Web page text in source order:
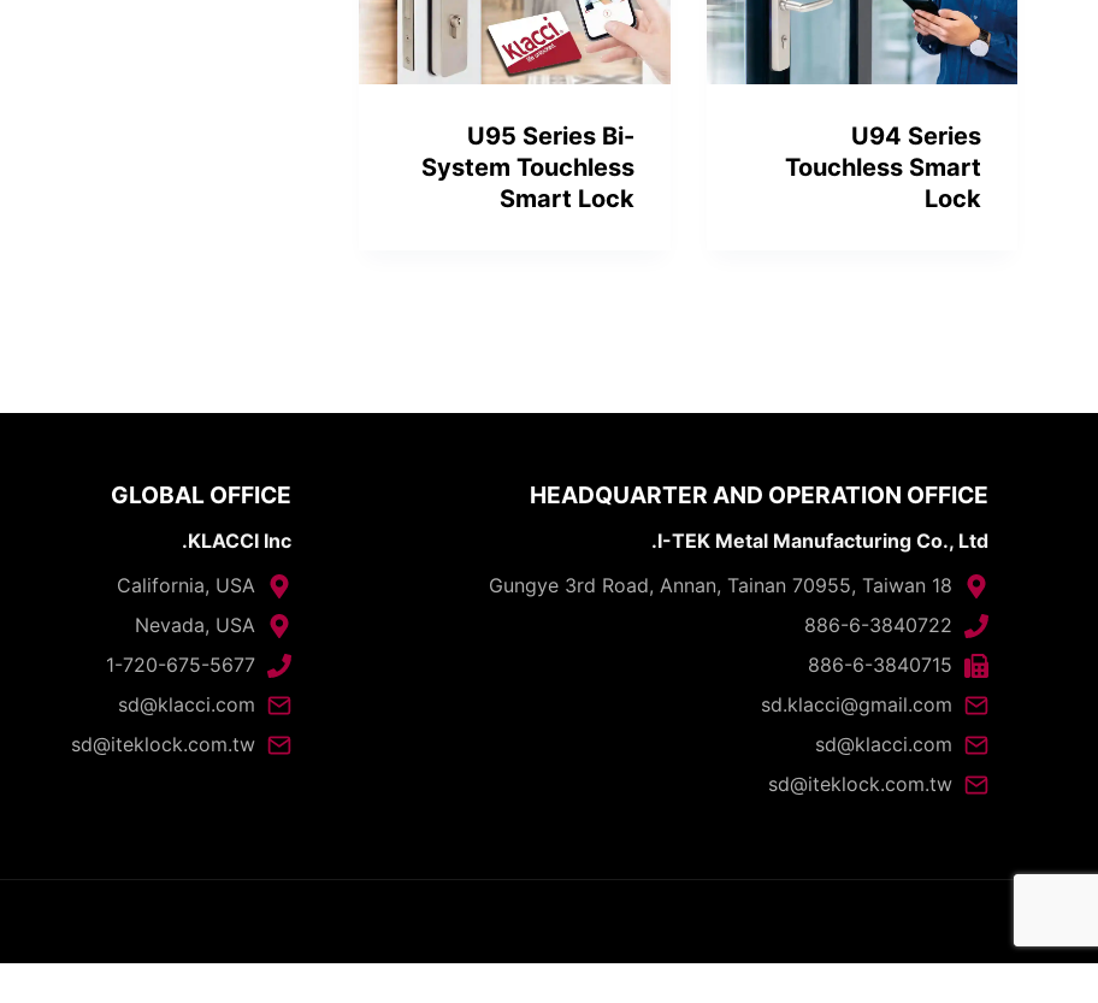
U94 Series
Touchless Smart
Lock
U95 Series Bi-
System Touchless
Smart Lock
HEADQUARTER AND OPERATION OFFICE
I-TEK Metal Manufacturing Co., Ltd.
18 Gungye 3rd Road, Annan, Tainan 70955, Taiwan
886-6-3840722
886-6-3840715
sd.klacci@gmail.com
sd@klacci.com
sd@iteklock.com.tw
GLOBAL OFFICE
KLACCI Inc.
California, USA
Nevada, USA
1-720-675-5677
sd@klacci.com
sd@iteklock.com.tw